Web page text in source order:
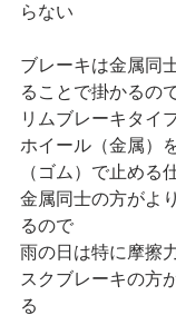
らない
ブレーキは金属同
ることで掛かるの
リムブレーキタイ
ホイール（金属）
（ゴム）で止める
金属同士の方がよ
るので
雨の日は特に摩擦
スクブレーキの方
る